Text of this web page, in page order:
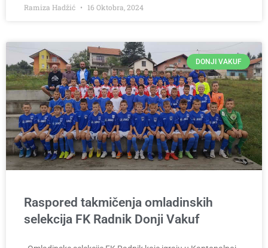
Ramiza Hadžić 16 Oktobra, 2024
DONJI VAKUF
Raspored takmičenja omladinskih
selekcija FK Radnik Donji Vakuf